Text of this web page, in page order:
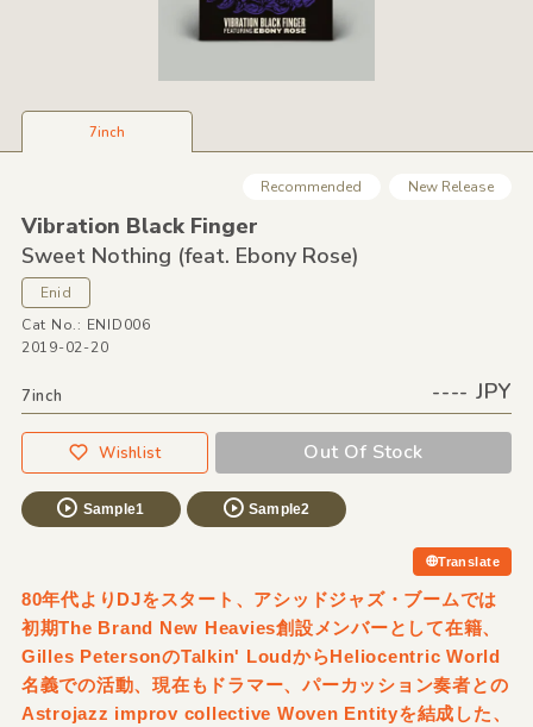
7inch
Recommended New Release
Vibration Black Finger
Sweet Nothing (feat. Ebony Rose)
Enid
Cat No.: ENID006
2019-02-20
7inch ---- JPY
Wishlist Out Of Stock
Sample1 Sample2
Translate
80年代よりDJをスタート、アシッドジャズ・ブームでは
初期The Brand New Heavies創設メンバーとして在籍、
Gilles PetersonのTalkin' LoudからHeliocentric World
名義での活動、現在もドラマー、パーカッション奏者との
Astrojazz improv collective Woven Entityを結成した、